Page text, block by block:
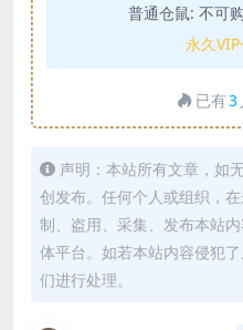
普通仓鼠: 不可
永久
已有3
声明：本站所有文章，如
创发布。任何个人或组织，
制、盗用、采集、发布本站
体平台。如若本站内容侵犯
们进行处理。